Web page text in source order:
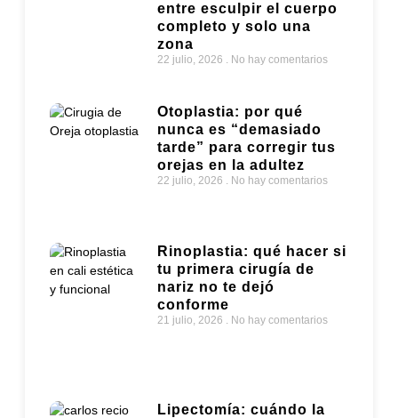
entre esculpir el cuerpo
completo y solo una
zona
22 julio, 2026 No hay comentarios
Otoplastia: por qué
nunca es “demasiado
tarde” para corregir tus
orejas en la adultez
22 julio, 2026 No hay comentarios
Rinoplastia: qué hacer si
tu primera cirugía de
nariz no te dejó
conforme
21 julio, 2026 No hay comentarios
Lipectomía: cuándo la